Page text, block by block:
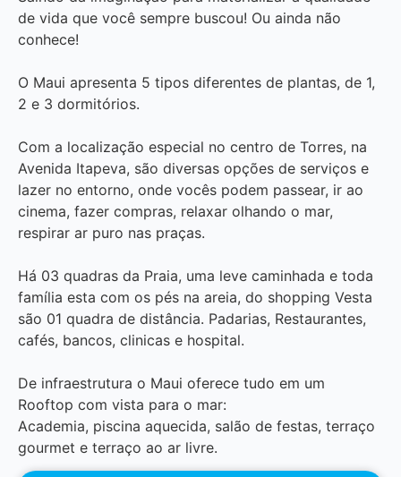
de vida que você sempre buscou! Ou ainda não
conhece!
O Maui apresenta 5 tipos diferentes de plantas, de 1,
2 e 3 dormitórios.
Com a localização especial no centro de Torres, na
Avenida Itapeva, são diversas opções de serviços e
lazer no entorno, onde vocês podem passear, ir ao
cinema, fazer compras, relaxar olhando o mar,
respirar ar puro nas praças.
Há 03 quadras da Praia, uma leve caminhada e toda
família esta com os pés na areia, do shopping Vesta
são 01 quadra de distância. Padarias, Restaurantes,
cafés, bancos, clinicas e hospital.
De infraestrutura o Maui oferece tudo em um
Rooftop com vista para o mar:
Academia, piscina aquecida, salão de festas, terraço
gourmet e terraço ao ar livre.